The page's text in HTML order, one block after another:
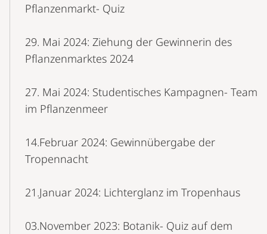
Pflanzenmarkt- Quiz
29. Mai 2024: Ziehung der Gewinnerin des
Pflanzenmarktes 2024
27. Mai 2024: Studentisches Kampagnen- Team
im Pflanzenmeer
14.Februar 2024: Gewinnübergabe der
Tropennacht
21.Januar 2024: Lichterglanz im Tropenhaus
03.November 2023: Botanik- Quiz auf dem